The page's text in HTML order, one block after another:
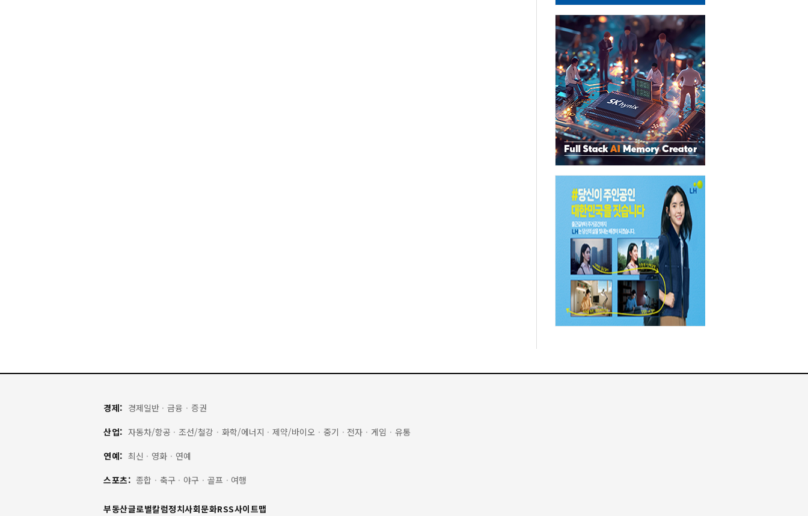
경제: 경제일반 · 금융 · 증권
산업: 자동차/항공 · 조선/철강 · 화학/에너지 · 제약/바이오 · 중기 · 전자 · 게임 · 유통
연예: 최신 · 영화 · 연예
스포츠: 종합 · 축구 · 야구 · 골프 · 여행
부동산글로벌칼럼정치사회문화RSS사이트맵